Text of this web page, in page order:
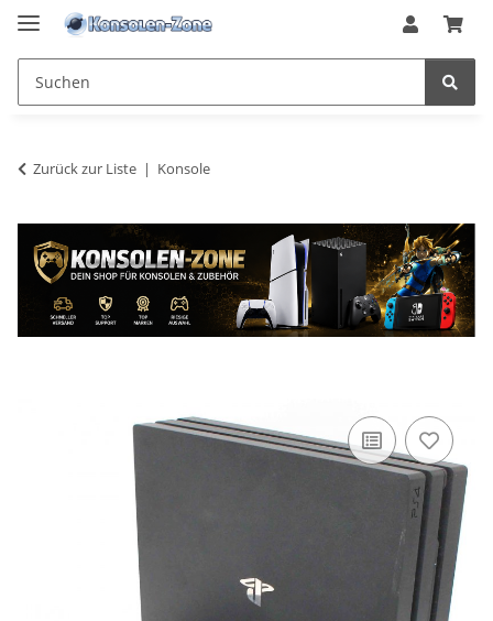
Zurück zur Liste Konsole